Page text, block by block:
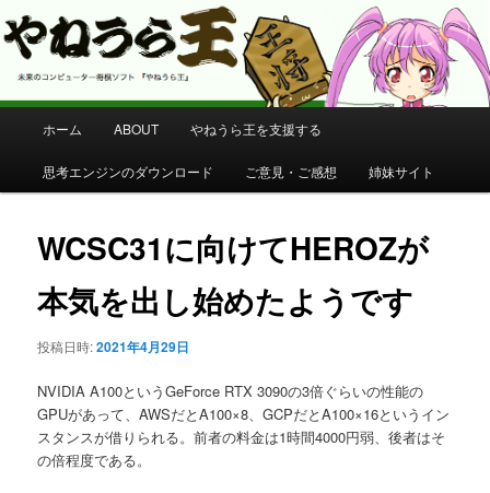
やねうら王 公式サイト
コンピューター将棋 やねうら王 公式サイト
メ
メ
イ
ン
ン
ツ
ホーム ABOUT やねうら王を支援する
思考エンジンのダウンロード ご意見・ご感想 姉妹サイト
WCSC31に向けてHEROZが
本気を出し始めたようです
投稿日時:2021年4月29日
NVIDIA A100というGeForce RTX 3090の3倍ぐらいの性能の
GPUがあって、AWSだとA100×8、GCPだとA100×16というイン
スタンスが借りられる。前者の料金は1時間4000円弱、後者はそ
の倍程度である。